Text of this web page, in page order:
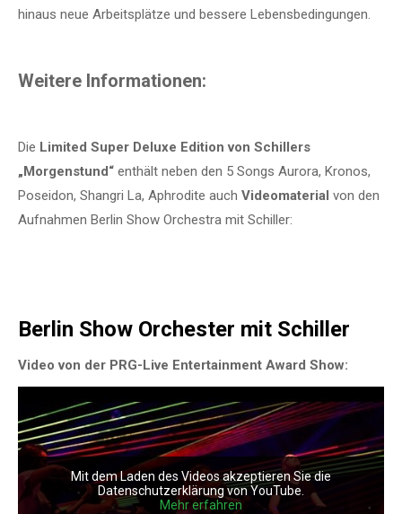
hinaus neue Arbeitsplätze und bessere Lebensbedingungen.
Weitere Informationen:
Die Limited Super Deluxe Edition von Schillers
„ Morgenstund“ enthält neben den 5 Songs Aurora, Kronos,
Poseidon, Shangri La, Aphrodite auch Videomaterial von den
Aufnahmen Berlin Show Orchestra mit Schiller:
Berlin Show Orchester mit Schiller
Video von der PRG-Live Entertainment Award Show:
Mit dem Laden des Videos akzeptieren Sie die
Datenschutzerklärung von YouTube.
Mehr erfahren